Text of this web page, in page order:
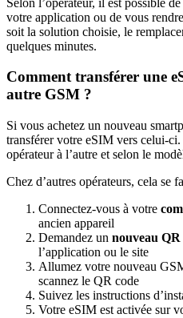
votre application ou de vous
soit la solution choisie, le
quelques minutes.
Comment transférer une
autre GSM ?
Si vous achetez un nouveau
transférer votre eSIM vers celui-
opérateur à l’autre et selon le
Chez d’autres opérateurs, cela se
Connectez-vous à votre
ancien appareil
Demandez un nouveau QR
l’application ou le site
Allumez votre nouveau
scannez le QR code
Suivez les instructions
Votre eSIM est activée sur